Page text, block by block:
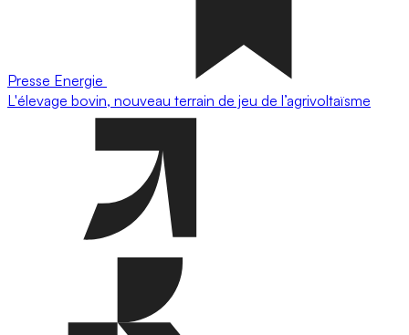
Presse Energie
L'élevage bovin, nouveau terrain de jeu de l’agrivoltaïsme